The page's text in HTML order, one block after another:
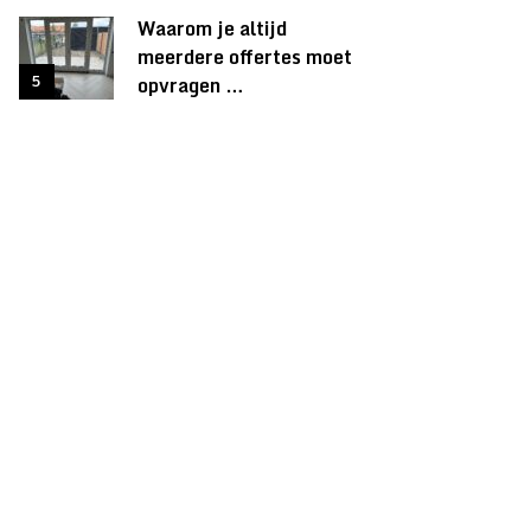
Waarom je altijd
meerdere offertes moet
opvragen …